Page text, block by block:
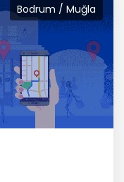
Bodrum / Muğla